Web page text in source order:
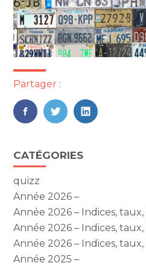
Partager :
FaceBook
TwitterLinkedIn
Blog
sidebar
CATÉGORIES
quizz
Année 2026 –
Année 2026 – Indices,
Année 2026 – Indices,
Année 2026 – Indices,
Année 2025 –